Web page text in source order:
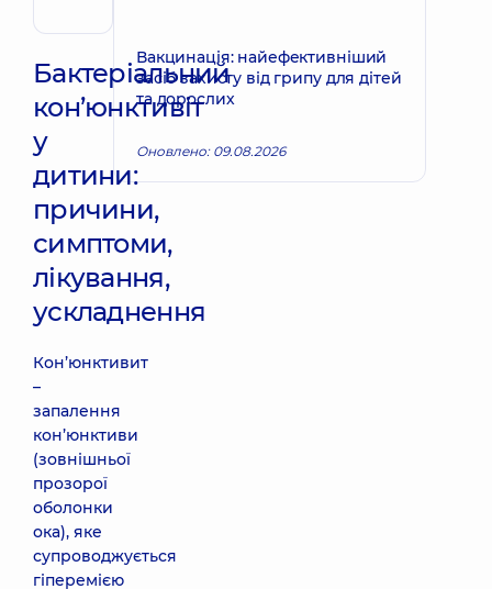
Бактеріальний
кон’юнктивіт
у
дитини:
причини,
симптоми,
лікування,
ускладнення
Кон’юнктивит
–
запалення
кон’юнктиви
(зовнішньої
прозорої
оболонки
ока), яке
супроводжується
гіперемією
Вакцинація: найефективніший
засіб захисту від грипу для дітей
та дорослих
Оновлено: 09.08.2026